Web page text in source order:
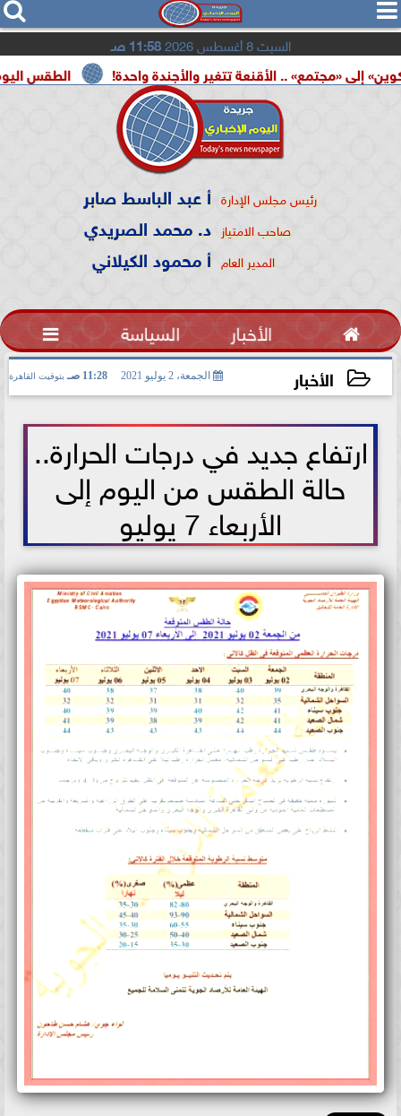
  
السبت 8 أغسطس 2026 11:58 صـ
الطقس اليوم.. شديد .. الأقنعة تتغير والأجندة واحدة!
رئيس مجلس الإدارة أ عبد الباسط صابر
صاحب الامتياز د. محمد الصريدي
المدير العام أ محمود الكيلاني
 الأخبار السياسة 
الأخبار الجمعة، 2 يوليو 2021 11:28 صـ بتوقيت القاهرة
ارتفاع جديد في درجات الحرارة..
حالة الطقس من اليوم إلى
الأربعاء 7 يوليو